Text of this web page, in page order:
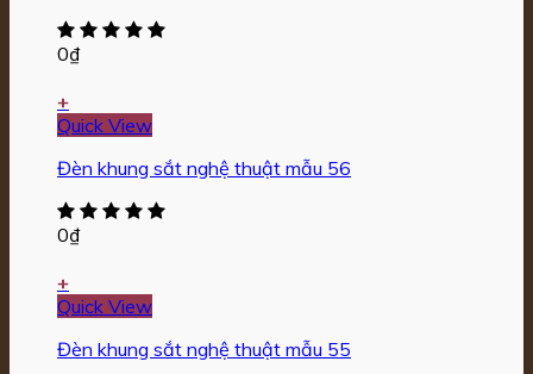
0₫
+
Quick View
Đèn khung sắt nghệ thuật mẫu 56
0₫
+
Quick View
Đèn khung sắt nghệ thuật mẫu 55